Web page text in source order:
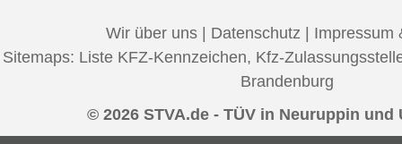
Wir über uns Datenschutz
Impressum
Sitemaps: Liste KFZ-Kennzeichen, Kfz-
Brandenburg
© 2026 STVA.de - TÜV in Neuruppin und